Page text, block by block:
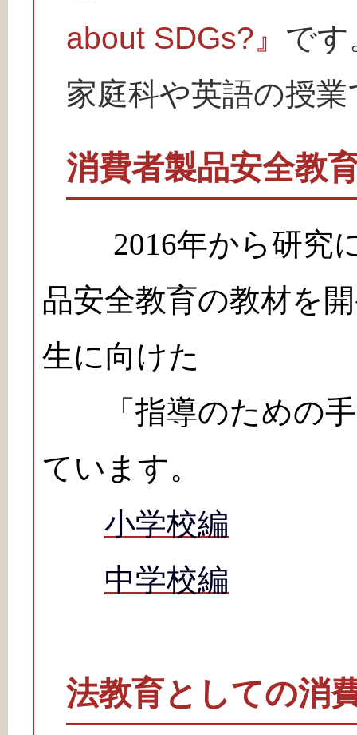
about SDGs?』 です
家庭科や英語の授
消費者製品安全教
2016年から研究
品安全教育の教材を
生に向けた
「指導のための手
ています。
小学校編
中学校編
法教育としての消